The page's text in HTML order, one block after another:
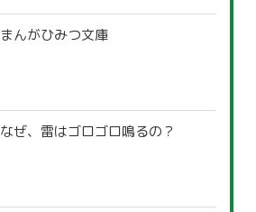
まんがひみつ文庫
なぜ、雷はゴロゴロ鳴るの？